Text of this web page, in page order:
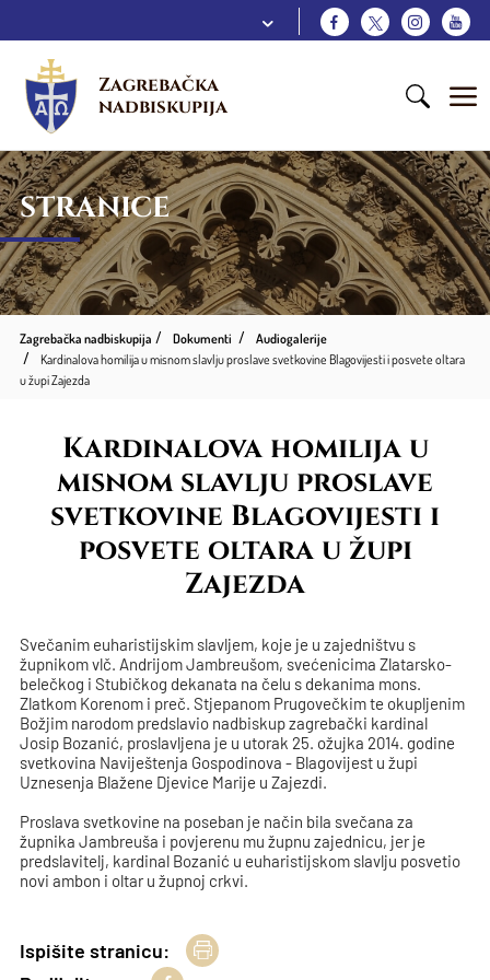
Zagrebačka
nadbiskupija
STRANICE
Zagrebačka nadbiskupija Dokumenti
Audiogalerije
Kardinalova homilija u misnom slavlju proslave svetkovine Blagovijesti i posvete oltara
u župi Zajezda
Kardinalova homilija u
misnom slavlju proslave
svetkovine Blagovijesti i
posvete oltara u župi
Zajezda
Svečanim euharistijskim slavljem, koje je u zajedništvu s
župnikom vlč. Andrijom Jambreušom, svećenicima Zlatarsko-
belečkog i Stubičkog dekanata na čelu s dekanima mons.
Zlatkom Korenom i preč. Stjepanom Prugovečkim te okupljenim
Božjim narodom predslavio nadbiskup zagrebački kardinal
Josip Bozanić, proslavljena je u utorak 25. ožujka 2014. godine
svetkovina Naviještenja Gospodinova - Blagovijest u župi
Uznesenja Blažene Djevice Marije u Zajezdi.
Proslava svetkovine na poseban je način bila svečana za
župnika Jambreuša i povjerenu mu župnu zajednicu, jer je
predslavitelj, kardinal Bozanić u euharistijskom slavlju posvetio
novi ambon i oltar u župnoj crkvi.
Ispišite stranicu: